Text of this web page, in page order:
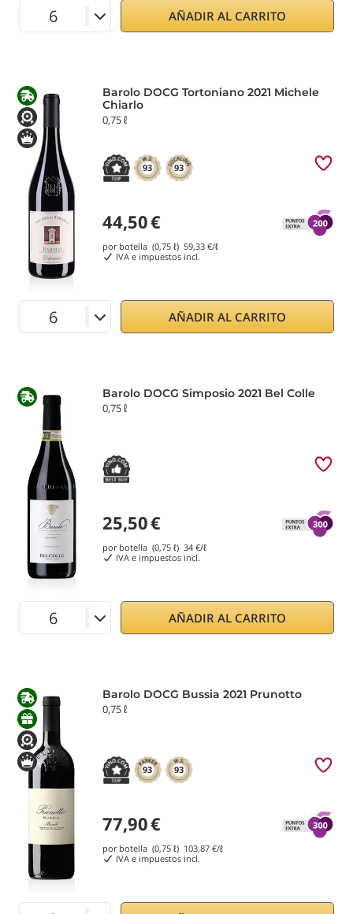
AÑADIR AL CARRITO
Barolo DOCG Tortoniano 2021 Michele
Chiarlo
0,75 ℓ
93 93
44,50€
por botella (0,75 ℓ) 59,33 €/ℓ
IVA e impuestos incl.
AÑADIR AL CARRITO
Barolo DOCG Simposio 2021 Bel Colle
0,75 ℓ
25,50€
por botella (0,75 ℓ) 34 €/ℓ
IVA e impuestos incl.
AÑADIR AL CARRITO
Barolo DOCG Bussia 2021 Prunotto
0,75 ℓ
93 93
77,90€
por botella (0,75 ℓ) 103,87 €/ℓ
IVA e impuestos incl.